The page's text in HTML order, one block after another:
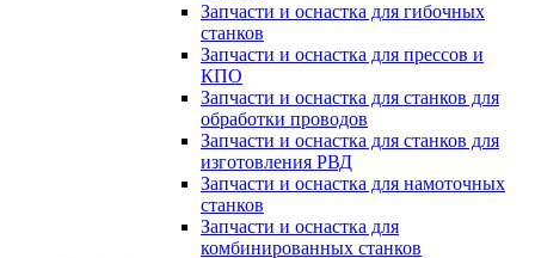
Запчасти и оснастка для гибочных
станков
Запчасти и оснастка для прессов и
КПО
Запчасти и оснастка для станков для
обработки проводов
Запчасти и оснастка для станков для
изготовления РВД
Запчасти и оснастка для намоточных
станков
Запчасти и оснастка для
комбинированных станков